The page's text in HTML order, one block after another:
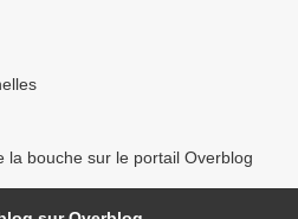
la bouche sur le portail Overblog